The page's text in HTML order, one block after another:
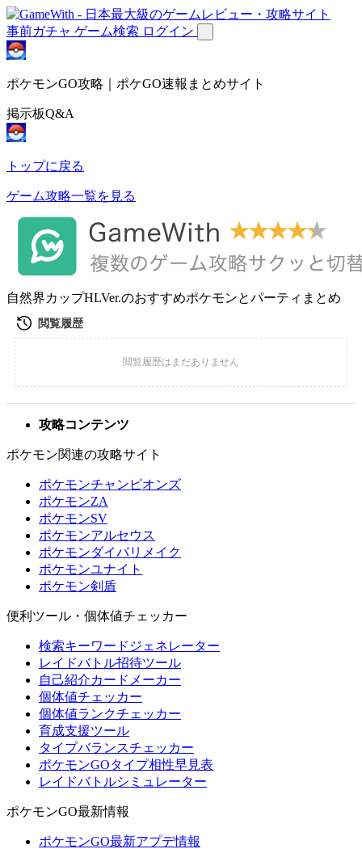
事前ガチャ ゲーム検索 ログイン
ポケモンGO攻略｜ポケGO速報まとめサイト
掲示板Q&A
トップに戻る
ゲーム攻略一覧を見る
自然界カップHLVer.のおすすめポケモンとパーティまとめ
攻略コンテンツ
ポケモン関連の攻略サイト
ポケモンチャンピオンズ
ポケモンZA
ポケモンSV
ポケモンアルセウス
ポケモンダイパリメイク
ポケモンユナイト
ポケモン剣盾
便利ツール・個体値チェッカー
検索キーワードジェネレーター
レイドバトル招待ツール
自己紹介カードメーカー
個体値チェッカー
個体値ランクチェッカー
育成支援ツール
タイプバランスチェッカー
ポケモンGOタイプ相性早見表
レイドバトルシミュレーター
ポケモンGO最新情報
ポケモンGO最新アプデ情報